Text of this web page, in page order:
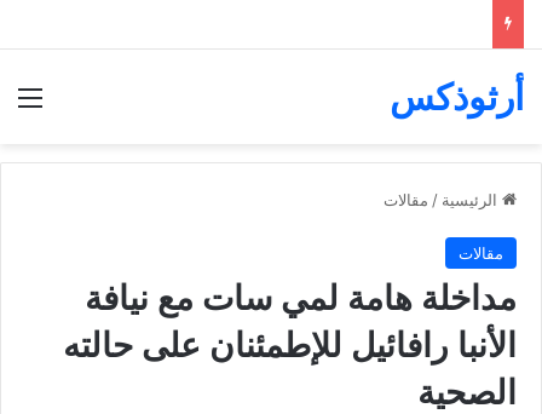
أرثوذكس
الرئيسية / مقالات
مقالات
مداخلة هامة لمي سات مع نيافة
الأنبا رافائيل للإطمئنان على حالته
الصحية